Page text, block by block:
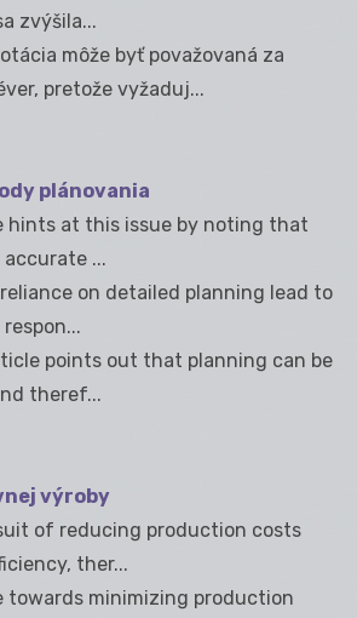
zvýšila...
môže byť považovaná za
pretože vyžaduj...
plánovania
hints at this issue by noting that
...
on detailed planning lead to
points out that planning can be
theref...
výroby
of reducing production costs
ther...
towards minimizing production